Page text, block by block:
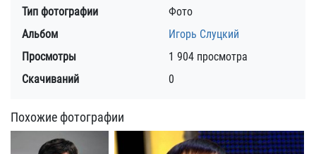
Тип фотографии
Фото
Альбом
Игорь Слуцкий
Просмотры
1 904 просмотра
Скачиваний
0
Похожие фотографии